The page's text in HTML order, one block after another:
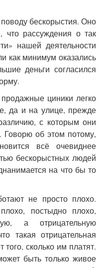
поводу бескорыстия. Оно
что рассуждения о так
нашей деятельности
как минимум оказались
деньги согласился
циники легко
да и на улице, прежде
с которым они
Говорю об этом потому,
всё очевиднее
бескорыстных людей
на что бы то
не просто плохо.
постыдно плохо,
а отрицательную
такая отрицательная
сколько им платят.
быть только живое